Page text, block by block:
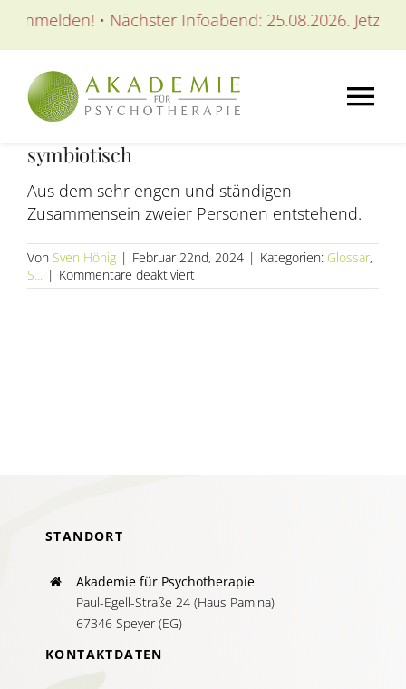
Inhalt
springen
• Nächster Infoabend: 25.08.2026. Jetzt
AKADEMIE
WEITERBILDUNGEN
NACH:
symbiotisch
Aus dem sehr engen und ständigen
Zusammensein zweier Personen entstehend.
Von Sven Hönig | Februar 22nd, 2024 | Kategorien: Glossar,
S... | Kommentare deaktiviertfür
symbiotisch
STANDORT
Akademie für Psychotherapie
Paul-Egell-Straße 24 (Haus Pamina)
67346 Speyer (EG)
KONTAKTDATEN